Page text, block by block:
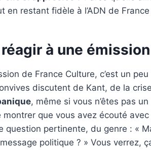
en restant fidèle à l’ADN de
à une
de France Culture, c’est un
discutent de Kant, de la
, même si vous n’êtes pas
montrer que vous avez écouté
question pertinente, du genre : «
politique ? » Vous verrez,